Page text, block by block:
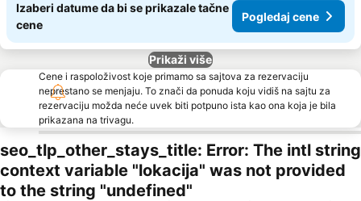
Izaberi datume da bi se prikazale tačne
cene
Pogledaj cene
Prikaži više
Cene i raspoloživost koje primamo sa sajtova za rezervaciju
neprestano se menjaju. To znači da ponuda koju vidiš na sajtu za
rezervaciju možda neće uvek biti potpuno ista kao ona koja je bila
prikazana na trivagu.
seo_tlp_other_stays_title: Error: The intl string
context variable "lokacija" was not provided
to the string "undefined"